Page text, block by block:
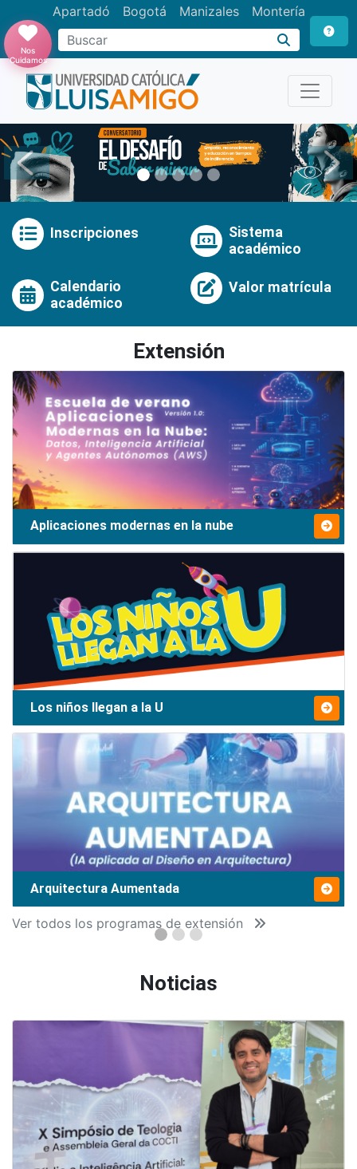
Apartadó Bogotá Manizales Montería
Buscar
Nos
Cuidamos
Anterior
Inscripciones
Sistema
académico
Calendario
académico
Valor matrícula
Extensión
Aplicaciones modernas en la nube
Los niños llegan a la U
Arquitectura Aumentada
Ver todos los programas de extensión
Noticias